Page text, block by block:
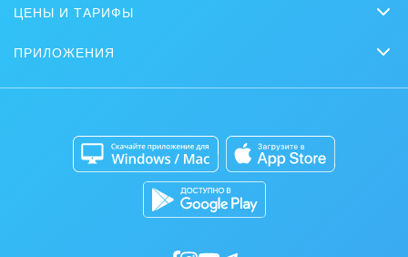
Bitrix GPT
Вебинары
Задать вопрос
Партнеры
Стать партнером
ЦЕНЫ И ТАРИФЫ
ПРИЛОЖЕНИЯ
Разработчикам приложений